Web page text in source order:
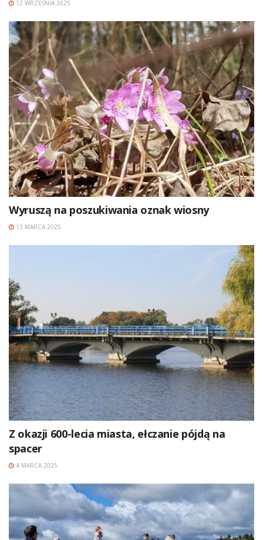
12 WRZEŚNIA 2025
Wyruszą na poszukiwania oznak wiosny
13 MARCA 2025
Z okazji 600-lecia miasta, ełczanie pójdą na
spacer
4 MARCA 2025